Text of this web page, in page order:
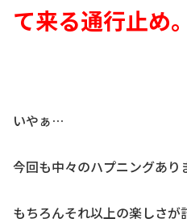
て来る通行止め。
いやぁ…
今回も中々のハプニングあ
もちろんそれ以上の楽しさ